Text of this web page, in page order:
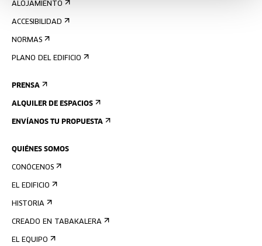
ALOJAMIENTO
ACCESIBILIDAD
NORMAS
PLANO DEL EDIFICIO
PRENSA
ALQUILER DE ESPACIOS
ENVÍANOS TU PROPUESTA
QUIÉNES SOMOS
CONÓCENOS
EL EDIFICIO
HISTORIA
CREADO EN TABAKALERA
EL EQUIPO